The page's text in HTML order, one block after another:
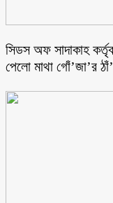
সিডস অফ সাদাকাহ
পেলো মাথা গোঁ’জা’র